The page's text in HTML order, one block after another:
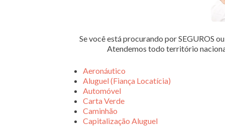
Se você está procurando por SEGUROS
Atendemos todo território
Aeronáutico
Aluguel (Fiança Locatícia)
Automóvel
Carta Verde
Caminhão
Capitalização Aluguel